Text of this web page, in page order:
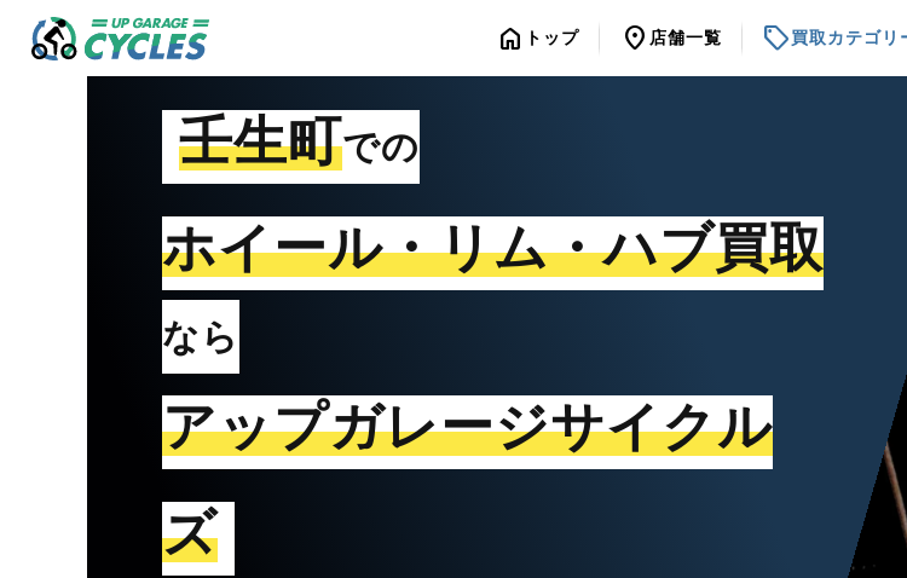
home トップ location_on 店舗一覧 sell買取カテゴリ
壬生町での
ホイール・リム・ハブ買取
なら
アップガレージサイクル
ズ